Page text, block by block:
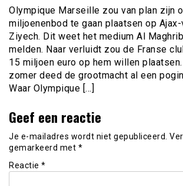
Olympique Marseille zou van plan zijn
miljoenenbod te gaan plaatsen op
Ziyech. Dit weet het medium Al
melden. Naar verluidt zou de Franse
15 miljoen euro op hem willen
zomer deed de grootmacht al een
Waar Olympique […]
Geef een reactie
Je e-mailadres wordt niet gepubliceerd.
gemarkeerd met *
Reactie *